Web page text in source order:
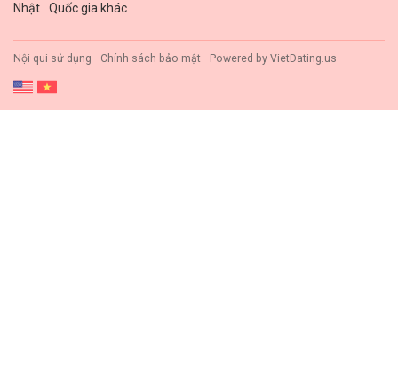
Nhật
Quốc gia khác
Nội qui sử dụng Chính sách bảo mật Powered by VietDating.us